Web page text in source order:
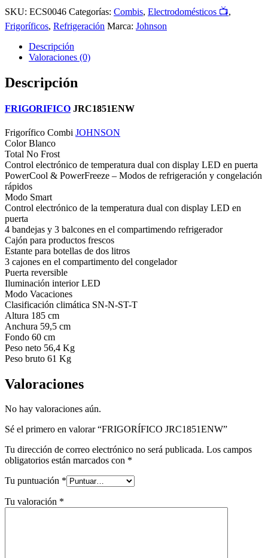
SKU: ECS0046 Categorías: Combis, Electrodomésticos 📺,
Frigoríficos, Refrigeración Marca: Johnson
Descripción
Valoraciones (0)
Descripción
FRIGORIFICO JRC1851ENW
Frigorífico Combi JOHNSON
Color Blanco
Total No Frost
Control electrónico de temperatura dual con display LED en puerta
PowerCool & PowerFreeze – Modos de refrigeración y congelación
rápidos
Modo Smart
Control electrónico de la temperatura dual con display LED en
puerta
4 bandejas y 3 balcones en el compartimendo refrigerador
Cajón para productos frescos
Estante para botellas de dos litros
3 cajones en el compartimento del congelador
Puerta reversible
Iluminación interior LED
Modo Vacaciones
Clasificación climática SN-N-ST-T
Altura 185 cm
Anchura 59,5 cm
Fondo 60 cm
Peso neto 56,4 Kg
Peso bruto 61 Kg
Valoraciones
No hay valoraciones aún.
Sé el primero en valorar “FRIGORÍFICO JRC1851ENW”
Tu dirección de correo electrónico no será publicada. Los campos
obligatorios están marcados con *
Tu puntuación *
Tu valoración *